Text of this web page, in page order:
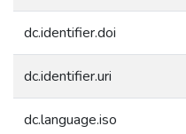
dc.identifier.doi
dc.identifier.uri
dc.language.iso